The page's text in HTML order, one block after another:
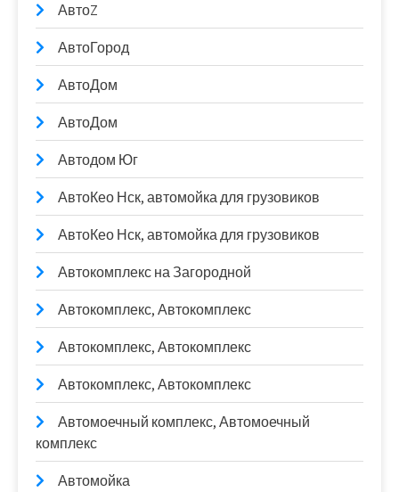
АвтоZ
АвтоГород
АвтоДом
АвтоДом
Автодом Юг
АвтоКео Нск, автомойка для грузовиков
АвтоКео Нск, автомойка для грузовиков
Автокомплекс на Загородной
Автокомплекс, Автокомплекс
Автокомплекс, Автокомплекс
Автокомплекс, Автокомплекс
Автомоечный комплекс, Автомоечный
комплекс
Автомойка